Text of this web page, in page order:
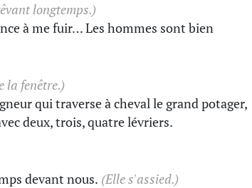
longtemps.)
à me fuir… Les hommes sont bien
la fenêtre.)
qui traverse à cheval le grand potager,
deux, trois, quatre lévriers.
devant nous. (Elle s'assied.)